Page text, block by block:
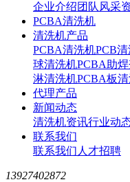
企业介绍团队风采
PCBA清洗机
清洗机产品
PCBA清洗机PCB
球清洗机PCBA助
淋清洗机PCBA板
代理产品
新闻动态
清洗机资讯行业动
联系我们
联系我们 人才招聘
13927402872